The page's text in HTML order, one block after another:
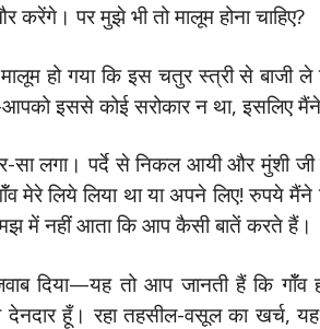
पर मुझे भी तो मालूम होना चाहिए?
हो गया कि इस चतुर स्त्री से बाजी ले
इससे कोई सरोकार न था, इसलिए मैंने
सा लगा। पर्दे से निकल आयी और मुंशी
मेरे लिये लिया था या अपने लिए! रुपये
में नहीं आता कि आप कैसी बातें करते हैं।
दिया—यह तो आप जानती हैं कि
हूँ। रहा तहसील-वसूल का खर्च,